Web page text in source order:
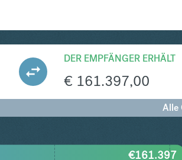
DER EMPFÄNGER ERHÄLT
€ 161.397,00
Alle
€161.397